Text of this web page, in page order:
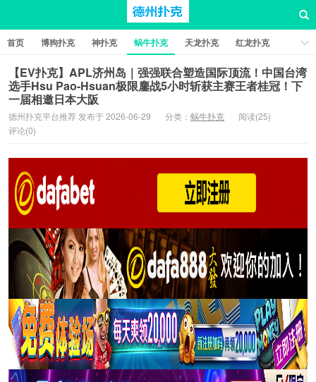
首页 博狗扑克 神扑克 蜗牛扑克 天龙扑克
红龙扑克
新葡京棋牌
红星扑克 扑克之星 比特币扑克
【EV扑克】APL济州岛｜强强联合塑造国际顶流！中国台湾
选手Hsu Pao-Hsuan极限鏖战5小时斩获主赛王者桂冠！下
一届相邀日本大阪
德州扑克平台推荐 发布于 2026-06-29 分类： 蜗牛扑克
阅读(25)
评论(0)